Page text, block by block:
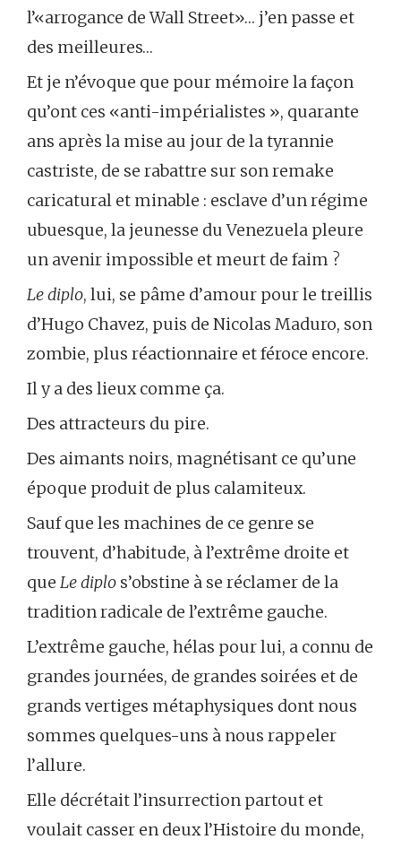
l’«arrogance de Wall Street»… j’en passe et
des meilleures…
Et je n’évoque que pour mémoire la façon
qu’ont ces «anti-impérialistes », quarante
ans après la mise au jour de la tyrannie
castriste, de se rabattre sur son remake
caricatural et minable : esclave d’un régime
ubuesque, la jeunesse du Venezuela pleure
un avenir impossible et meurt de faim ?
Le diplo, lui, se pâme d’amour pour le treillis
d’Hugo Chavez, puis de Nicolas Maduro, son
zombie, plus réactionnaire et féroce encore.
Il y a des lieux comme ça.
Des attracteurs du pire.
Des aimants noirs, magnétisant ce qu’une
époque produit de plus calamiteux.
Sauf que les machines de ce genre se
trouvent, d’habitude, à l’extrême droite et
que Le diplo s’obstine à se réclamer de la
tradition radicale de l’extrême gauche.
L’extrême gauche, hélas pour lui, a connu de
grandes journées, de grandes soirées et de
grands vertiges métaphysiques dont nous
sommes quelques-uns à nous rappeler
l’allure.
Elle décrétait l’insurrection partout et
voulait casser en deux l’Histoire du monde,